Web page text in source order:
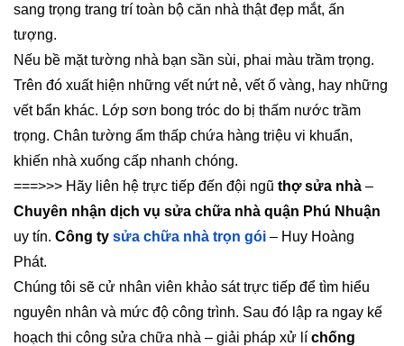
sang trọng trang trí toàn bộ căn nhà thật đẹp mắt, ấn
tượng.
Nếu bề mặt tường nhà bạn sần sùi, phai màu trầm trọng.
Trên đó xuất hiện những vết nứt nẻ, vết ố vàng, hay những
vết bẩn khác. Lớp sơn bong tróc do bị thấm nước trầm
trọng. Chân tường ẩm thấp chứa hàng triệu vi khuẩn,
khiến nhà xuống cấp nhanh chóng.
===>>> Hãy liên hệ trực tiếp đến đội ngũ thợ sửa nhà –
Chuyên nhận dịch vụ sửa chữa nhà quận Phú Nhuận
uy tín. Công ty sửa chữa nhà trọn gói – Huy Hoàng
Phát.
Chúng tôi sẽ cử nhân viên khảo sát trực tiếp để tìm hiểu
nguyên nhân và mức độ công trình. Sau đó lập ra ngay kế
hoạch thi công sửa chữa nhà – giải pháp xử lí chống